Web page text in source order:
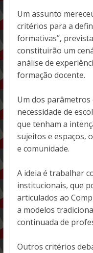
Um assunto
critérios para a
formativas”,
constituirão um
análise de
formação docente.
Um dos
necessidade de
que tenham a
sujeitos e espaços,
e comunidade.
A ideia é trabalhar
institucionais, que
articulados ao
a modelos
continuada de
Outros critérios